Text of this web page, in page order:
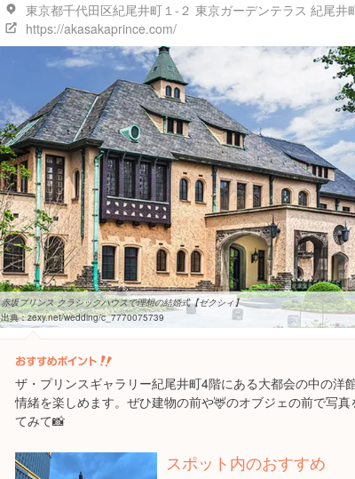
東京都千代田区紀尾井町１-２ 東京ガーデンテラス 紀尾井
https://akasakaprince.com/
赤坂プリンス クラシックハウスで理想の結婚式【ゼクシィ】
出典：zexy.net/wedding/c_7770075739
ザ・プリンスギャラリー紀尾井町4階にある大都会の中の洋
情緒を楽しめます。ぜひ建物の前や🦌のオブジェの前で写真
てみて📸
スポット内のおすすめ